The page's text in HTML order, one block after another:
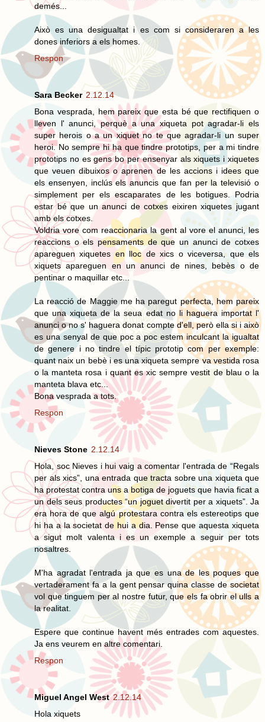
demés...
Això es una desigualtat i es com si consideraren a les
dones inferiors a els homes.
Respon
Sara Becker 2.12.14
Bona vesprada, hem pareix que esta bé que rectifiquen o
lleven l' anunci, perquè a una xiqueta pot agradar-li els
super herois o a un xiquet no te que agradar-li un super
heroi. No sempre hi ha que tindre prototips, per a mi tindre
prototips no es gens bo per ensenyar als xiquets i xiquetes
que veuen dibuixos o aprenen de les accions i idees que
els ensenyen, inclús els anuncis que fan per la televisió o
simplement per els escaparates de les botigues. Podria
estar bé que un anunci de cotxes eixiren xiquetes jugant
amb els cotxes.
Voldria vore com reaccionaria la gent al vore el anunci, les
reaccions o els pensaments de que un anunci de cotxes
apareguen xiquetes en lloc de xics o viceversa, que els
xiquets apareguen en un anunci de nines, bebès o de
pentinar o maquillar etc...
La reacció de Maggie me ha paregut perfecta, hem pareix
que una xiqueta de la seua edat no li haguera importat l'
anunci o no s' haguera donat compte d'ell, però ella si i això
es una senyal de que poc a poc estem inculcant la igualtat
de genere i no tindre el típic prototip com per exemple:
quant naix un bebè i es una xiqueta sempre va vestida rosa
o la manteta rosa i quant es xic sempre vestit de blau o la
manteta blava etc...
Bona vesprada a tots.
Respon
Nieves Stone 2.12.14
Hola, soc Nieves i hui vaig a comentar l'entrada de “Regals
per als xics”, una entrada que tracta sobre una xiqueta que
ha protestat contra uns a botiga de joguets que havia ficat a
un dels seus productes “un joguet divertit per a xiquets”. Ja
era hora de que algú protestara contra els estereotips que
hi ha a la societat de hui a dia. Pense que aquesta xiqueta
a sigut molt valenta i es un exemple a seguir per tots
nosaltres.
M'ha agradat l'entrada ja que es una de les poques que
vertaderament fa a la gent pensar quina classe de societat
vol que tinguem per al nostre futur, que els fa obrir el ulls a
la realitat.
Espere que continue havent més entrades com aquestes.
Ja ens veurem en altre comentari.
Respon
Miguel Angel West 2.12.14
Hola xiquets